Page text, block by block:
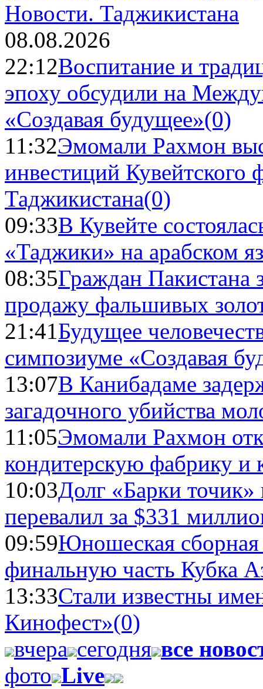
Новости. Таджикистана
08.08.2026
22:12Воспитание и
эпоху обсудили на
«Создавая будущее»(0)
11:32Эмомали Рахмон
инвестиций Кувейтского
Таджикистана(0)
09:33В Кувейте
«Таджики» на арабском
08:35Граждан Пакистана
продажу фальшивых
21:41Будущее
симпозиуме «Создавая
13:07В Канибадаме
загадочного убийства
11:05Эмомали Рахмон
кондитерскую фабрику и
10:03Долг «Барки
перевалил за $331
09:59Юношеская
финальную часть Кубка
13:33Стали известны
Кинофест»(0)
вчера сегодня все
фото Live